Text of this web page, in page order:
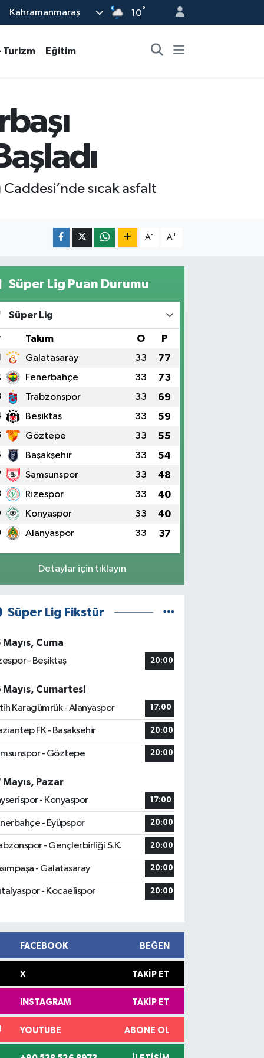
Kahramanmaraş 10°
Turizm Eğitim
sıcak asfalt
A- A+
Süper Lig Puan Durumu
Süper Lig
Takım O P
Galatasaray 33 77
Fenerbahçe 33 73
Trabzonspor 33 69
Beşiktaş 33 59
Göztepe 33 55
Başakşehir 33 54
Samsunspor 33 48
Rizespor 33 40
Konyaspor 33 40
Alanyaspor 33 37
Detaylar için tıklayın
Süper Lig Fikstür
Mayıs, Cuma
- Beşiktaş
20:00
Mayıs, Cumartesi
Karagümrük - Alanyaspor
17:00
FK - Başakşehir 20:00
- Göztepe 20:00
Mayıs, Pazar
- Konyaspor
17:00
- Eyüpspor 20:00
- Gençlerbirliği S.K. 20:00
- Galatasaray 20:00
- Kocaelispor 20:00
FACEBOOK BEĞEN
X TAKIP ET
INSTAGRAM TAKIP ET
YOUTUBE ABONE OL